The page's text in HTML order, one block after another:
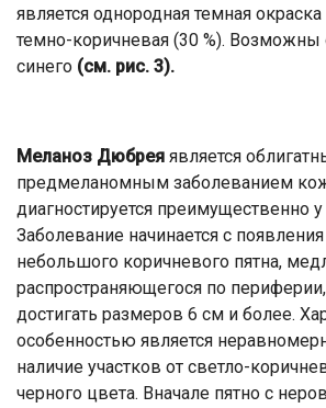
является однородная темная
темно-коричневая (30 %). Возможны
синего (см. рис. 3).
Меланоз Дюбрея является
предмеланомным заболеванием
диагностируется преимущественно
Заболевание начинается с
небольшого коричневого пятна,
распространяющегося по
достигать размеров 6 см и более.
особенностью является
наличие участков от светло-
черного цвета. Вначале пятно с